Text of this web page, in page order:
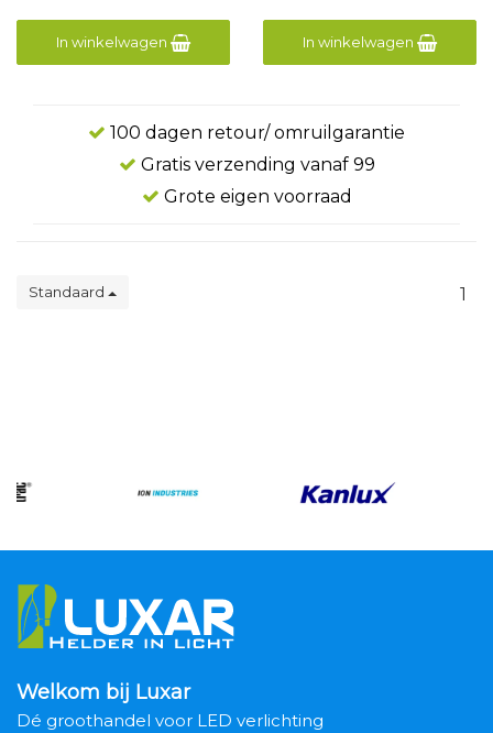
In winkelwagen In winkelwagen
100 dagen retour/ omruilgarantie
Gratis verzending vanaf 99
Grote eigen voorraad
Standaard 1
Welkom bij Luxar
Dé groothandel voor LED verlichting